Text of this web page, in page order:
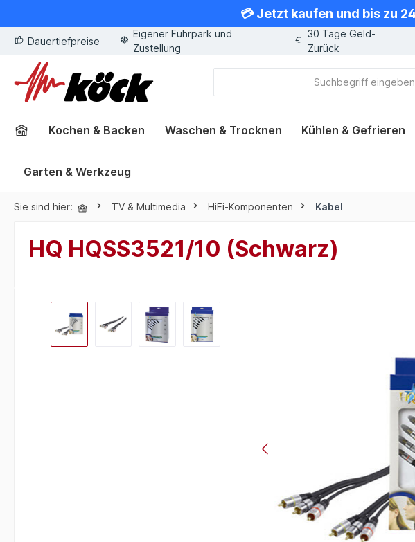
💳 Jetzt kaufen und bis zu
Dauertiefpreise
Eigener Fuhrpark und
Zustellung
30 Tage Geld-
Zurück
Kochen & Backen Waschen & Trocknen Kühlen & Gefrieren
Garten & Werkzeug
Sie sind hier: TV & Multimedia HiFi-Komponenten Kabel
HQ HQSS3521/10 (Schwarz)
Bildergalerie überspringen